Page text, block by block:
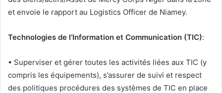
et envoie le rapport au Logistics Officer de Niamey.
Technologies de l’Information et Communication (TIC):
• Superviser et gérer toutes les activités liées aux TIC (y
compris les équipements), s’assurer de suivi et respect
des politiques procédures des systèmes de TIC en place